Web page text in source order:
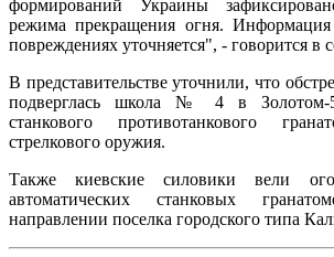
формирований Украины
режима прекращения огня.
повреждениях уточняется", - говорится в
В представительстве уточнили, что
подверглась школа № 4 в Золотом-
станкового противотанкового
стрелкового оружия.
Также киевские силовики вели
автоматических станковых
направлении поселка городского типа